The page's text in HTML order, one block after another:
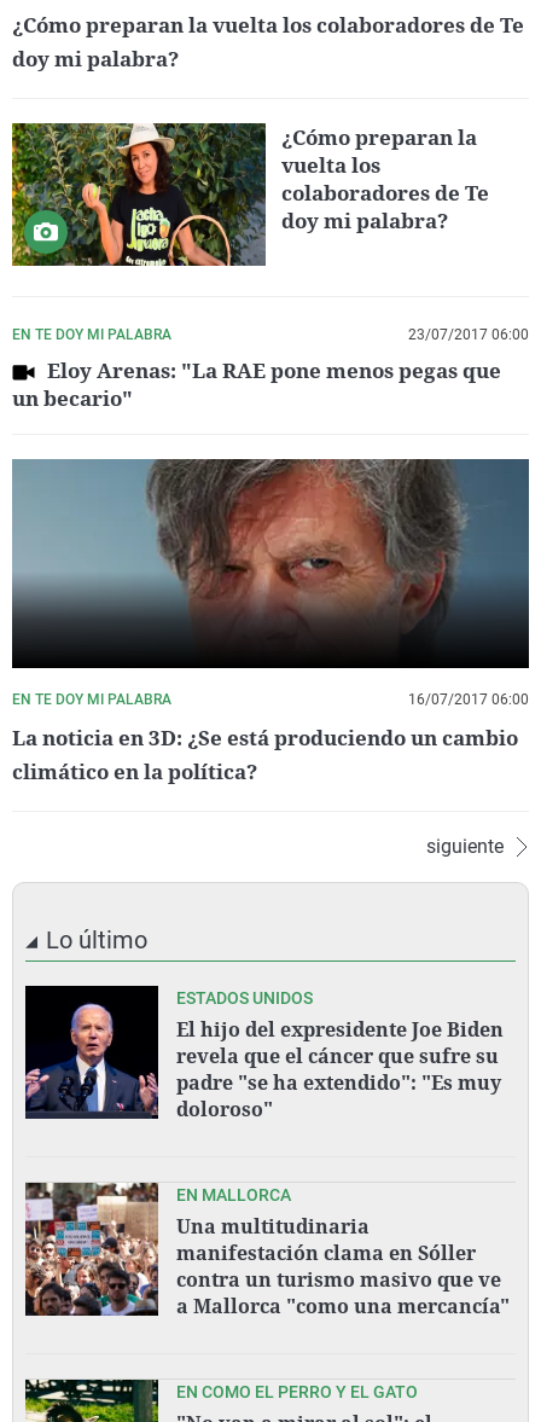
¿Cómo preparan la vuelta los colaboradores de Te
doy mi palabra?
¿Cómo preparan la
vuelta los
colaboradores de Te
doy mi palabra?
EN TE DOY MI PALABRA 23/07/2017 06:00
Eloy Arenas: "La RAE pone menos pegas que
un becario"
EN TE DOY MI PALABRA 16/07/2017 06:00
La noticia en 3D: ¿Se está produciendo un cambio
climático en la política?
siguiente
Lo último
ESTADOS UNIDOS
El hijo del expresidente Joe Biden
revela que el cáncer que sufre su
padre "se ha extendido": "Es muy
doloroso"
EN MALLORCA
Una multitudinaria
manifestación clama en Sóller
contra un turismo masivo que ve
a Mallorca "como una mercancía"
EN COMO EL PERRO Y EL GATO